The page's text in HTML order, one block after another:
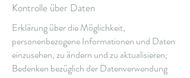
Kontrolle über Daten
Erklärung über die Möglichkeit,
personenbezogene Informationen und Daten
einzusehen, zu ändern und zu aktualisieren,
Bedenken bezüglich der Datenverwendung